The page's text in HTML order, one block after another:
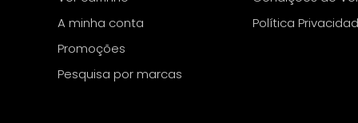
A minha conta
Promoções
Pesquisa por marcas
Política